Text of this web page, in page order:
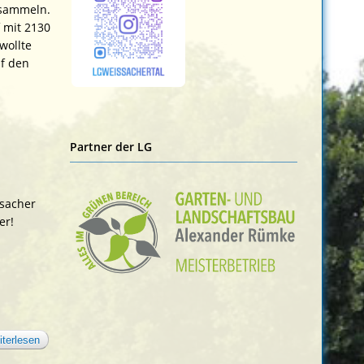
2130
den
über höher!
schneller!
Partner der LG